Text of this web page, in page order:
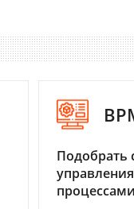
Подобрать